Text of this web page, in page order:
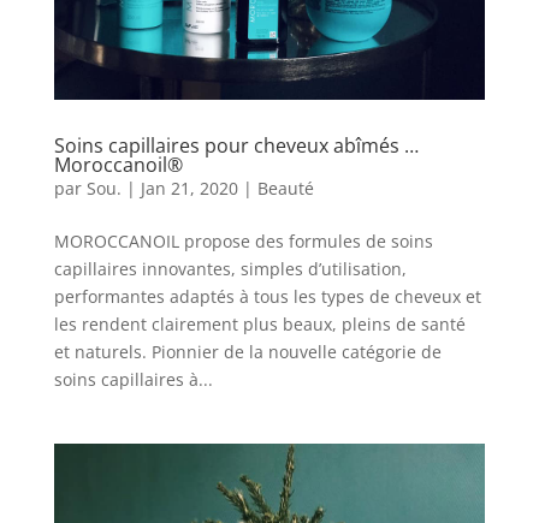
Soins capillaires pour cheveux abîmés …
Moroccanoil®
par Sou. | Jan 21, 2020| Beauté
MOROCCANOIL propose des formules de soins
capillaires innovantes, simples d’utilisation,
performantes adaptés à tous les types de cheveux et
les rendent clairement plus beaux, pleins de santé
et naturels. Pionnier de la nouvelle catégorie de
soins capillaires à...